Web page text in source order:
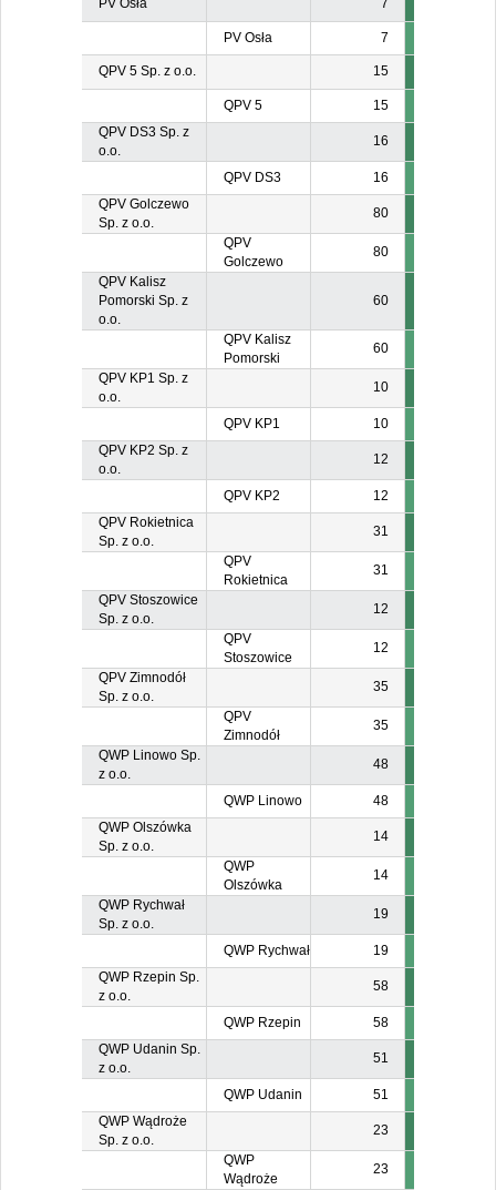
PV Osła 7
PV Osła 7
QPV 5 Sp. z o.o. 15
QPV 5
15
QPV DS3 Sp. z
o.o.
16
QPV DS3
16
QPV Golczewo
Sp. z o.o.
80
QPV
Golczewo
80
QPV Kalisz
Pomorski Sp. z
o.o.
60
QPV Kalisz
Pomorski
60
QPV KP1 Sp. z
o.o.
10
QPV KP1
10
QPV KP2 Sp. z
o.o.
12
QPV KP2
12
QPV Rokietnica
Sp. z o.o.
31
QPV
Rokietnica
31
QPV Stoszowice
Sp. z o.o.
12
QPV
Stoszowice
12
QPV Zimnodół
Sp. z o.o.
35
QPV
Zimnodół
35
QWP Linowo Sp.
z o.o.
48
QWP Linowo
48
QWP Olszówka
Sp. z o.o.
14
QWP
Olszówka
14
QWP Rychwał
Sp. z o.o.
19
QWP Rychwał
19
QWP Rzepin Sp.
z o.o.
58
QWP Rzepin
58
QWP Udanin Sp.
z o.o.
51
QWP Udanin
51
QWP Wądroże
Sp. z o.o.
23
QWP
Wądroże
23